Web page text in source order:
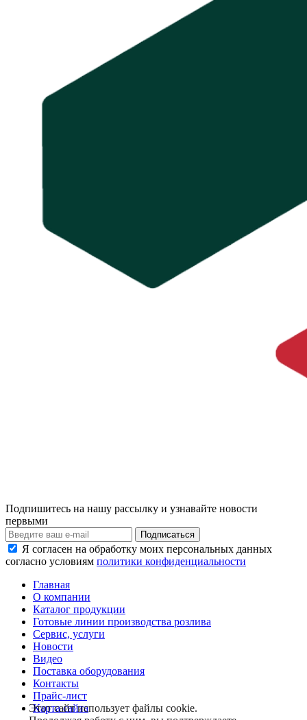
Подпишитесь на нашу рассылку и узнавайте новости
первыми
Я согласен на обработку моих персональных данных
согласно условиям политики конфиденциальности
Главная
О компании
Каталог продукции
Готовые линии производства розлива
Сервис, услуги
Новости
Видео
Поставка оборудования
Контакты
Прайс-лист
Карта сайта
Этот сайт использует файлы cookie.